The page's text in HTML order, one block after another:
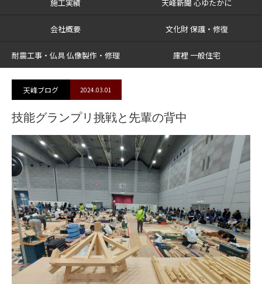
施工実績 天峰新聞 心ゆたかに
会社概要 文化財 保護・修復
耐震工事・仏具 仏像製作・修理 庫裡 一般住宅
天峰ブログ 2024.03.01
技能グランプリ挑戦と先輩の背中